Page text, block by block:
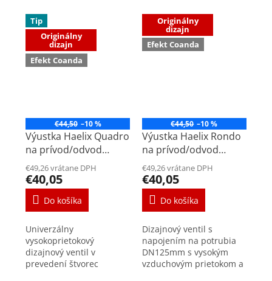
Tip
Originálny
dizajn
Efekt Coanda
€44,50 –10 %
Výustka Haelix Quadro
na prívod/odvod
vzduchu DN125mm
€49,26 vrátane DPH
€40,05
Do košíka
Univerzálny
vysokoprietokový
dizajnový ventil v
prevedení štvorec
Originálny
dizajn
Efekt Coanda
€44,50 –10 %
Výustka Haelix Rondo
na prívod/odvod
vzduchu DN125mm
€49,26 vrátane DPH
€40,05
Do košíka
Dizajnový ventil s
napojením na potrubia
DN125mm s vysokým
vzduchovým prietokom a